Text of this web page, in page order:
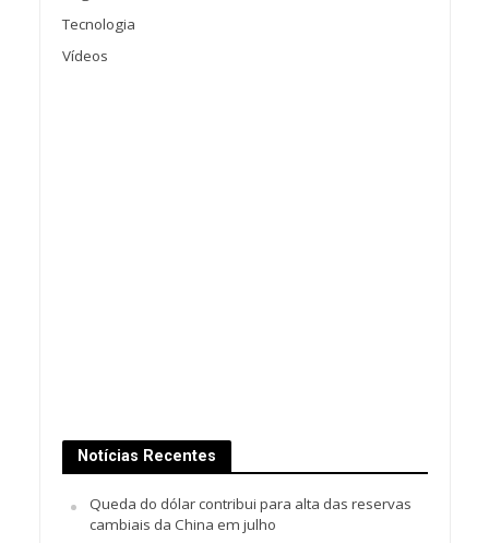
Tecnologia
Vídeos
Notícias Recentes
Queda do dólar contribui para alta das reservas
cambiais da China em julho